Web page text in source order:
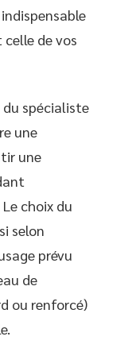
de vos
du spécialiste
une
une
choix du
selon
prévu
de
ou renforcé)